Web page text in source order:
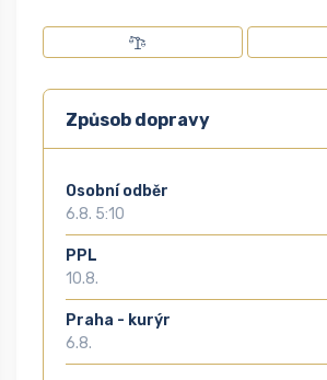
Způsob dopravy
Osobní odběr
6.8. 5:10
PPL
10.8.
Praha - kurýr
6.8.